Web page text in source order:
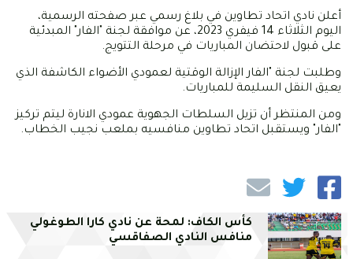
أعلن نادي اتحاد تطاوين في بلاغ رسمي عبر صفحته الرسمية،
اليوم الثلاثاء 14 فيفري 2023، عن موافقة لجنة "الفار" المبدئية
على قبول لاحتضان المباريات في مرحلة التتويج.
وطلبت لجنة "الفار الإزالة الوقتية لعمودي الأضواء الكاشفة الذي
يعيق النقل السليمة للمباريات.
ومن المنتظر أن تزيل السلطات الجهوية عمودي الانارة ليتم تركيز
"الفار" ويستقبل اتحاد تطاوين منافسيه بملعب نجيب الخطاب.
كأس الكاف: لمحة عن نادي كارا الطوغولي
منافس النادي الصفاقسي